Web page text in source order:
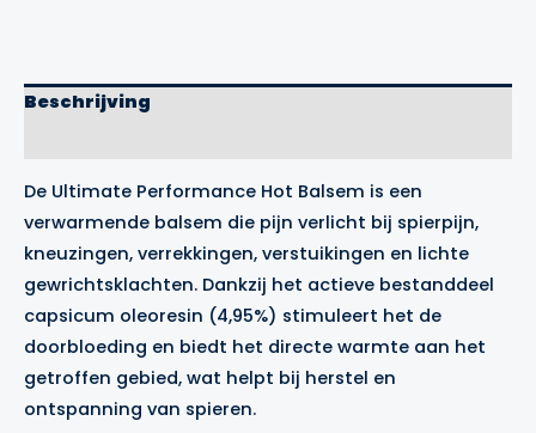
Beschrijving
De Ultimate Performance Hot Balsem is een
verwarmende balsem die pijn verlicht bij spierpijn,
kneuzingen, verrekkingen, verstuikingen en lichte
gewrichtsklachten. Dankzij het actieve bestanddeel
capsicum oleoresin (4,95%) stimuleert het de
doorbloeding en biedt het directe warmte aan het
getroffen gebied, wat helpt bij herstel en
ontspanning van spieren.